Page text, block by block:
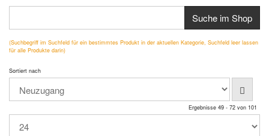
Suche im Shop
(Suchbegriff im Suchfeld für ein bestimmtes Produkt in der aktuellen Kategorie, Suchfeld leer lassen
für alle Produkte darin)
Sortiert nach
Ergebnisse 49 - 72 von 101